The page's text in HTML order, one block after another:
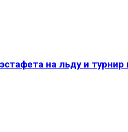
на льду и турнир